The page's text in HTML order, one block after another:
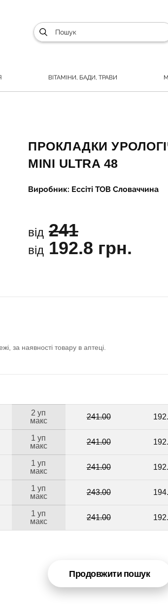
ВІТАМІНИ, БАДИ, ТРАВИ
ПРОКЛАДКИ
MINI ULTRA 48
Виробник: Ессіті ТОВ Словаччина
від 241
від 192.8 грн.
за наявності товару в аптеці.
2 уп
макс
241.00
1 уп
макс
241.00
1 уп
макс
241.00
1 уп
макс
243.00
1 уп
макс
241.00
Продовжити пошук